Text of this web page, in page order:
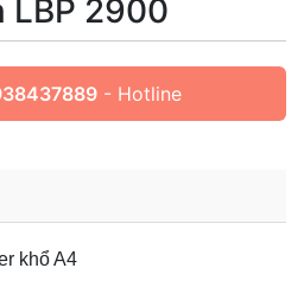
LBP 2900
- Hotline
khổ A4